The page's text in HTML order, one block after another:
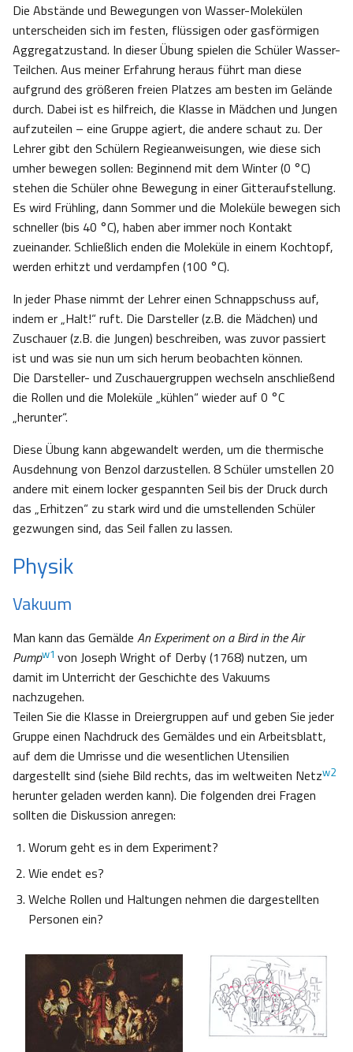
Die Abstände und Bewegungen von Wasser-Molekülen
unterscheiden sich im festen, flüssigen oder gasförmigen
Aggregatzustand. In dieser Übung spielen die Schüler Wasser-
Teilchen. Aus meiner Erfahrung heraus führt man diese
aufgrund des größeren freien Platzes am besten im Gelände
durch. Dabei ist es hilfreich, die Klasse in Mädchen und Jungen
aufzuteilen – eine Gruppe agiert, die andere schaut zu. Der
Lehrer gibt den Schülern Regieanweisungen, wie diese sich
umher bewegen sollen: Beginnend mit dem Winter (0 °C)
stehen die Schüler ohne Bewegung in einer Gitteraufstellung.
Es wird Frühling, dann Sommer und die Moleküle bewegen sich
schneller (bis 40 °C), haben aber immer noch Kontakt
zueinander. Schließlich enden die Moleküle in einem Kochtopf,
werden erhitzt und verdampfen (100 °C).
In jeder Phase nimmt der Lehrer einen Schnappschuss auf,
indem er „Halt!“ ruft. Die Darsteller (z.B. die Mädchen) und
Zuschauer (z.B. die Jungen) beschreiben, was zuvor passiert
ist und was sie nun um sich herum beobachten können.
Die Darsteller- und Zuschauergruppen wechseln anschließend
die Rollen und die Moleküle „kühlen“ wieder auf 0 °C
„herunter“.
Diese Übung kann abgewandelt werden, um die thermische
Ausdehnung von Benzol darzustellen. 8 Schüler umstellen 20
andere mit einem locker gespannten Seil bis der Druck durch
das „Erhitzen“ zu stark wird und die umstellenden Schüler
gezwungen sind, das Seil fallen zu lassen.
Physik
Vakuum
Man kann das Gemälde An Experiment on a Bird in the Air
Pumpw1 von Joseph Wright of Derby (1768) nutzen, um
damit im Unterricht der Geschichte des Vakuums
nachzugehen.
Teilen Sie die Klasse in Dreiergruppen auf und geben Sie jeder
Gruppe einen Nachdruck des Gemäldes und ein Arbeitsblatt,
auf dem die Umrisse und die wesentlichen Utensilien
dargestellt sind (siehe Bild rechts, das im weltweiten Netzw2
herunter geladen werden kann). Die folgenden drei Fragen
sollten die Diskussion anregen:
Worum geht es in dem Experiment?
Wie endet es?
Welche Rollen und Haltungen nehmen die dargestellten
Personen ein?